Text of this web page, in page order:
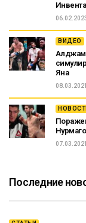
ВИДЕО
Яна
08.03.2021
07.03.2021
Последние